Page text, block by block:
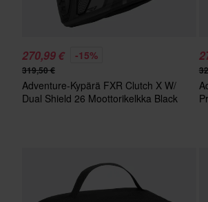
270,99 € -15%
319,50 €
Adventure-Kypärä FXR Clutch X W/
Dual Shield 26 Moottorikelkka Black